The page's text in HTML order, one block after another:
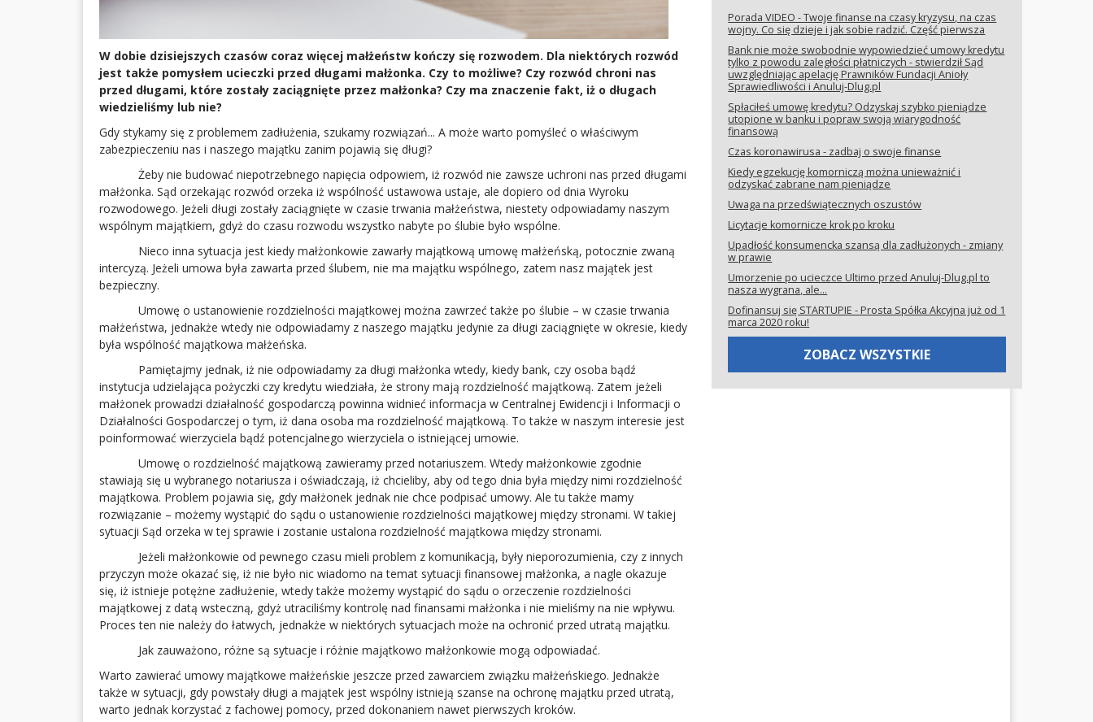
W dobie dzisiejszych czasów coraz więcej małżeństw kończy się rozwodem. Dla niektórych rozwód
jest także pomysłem ucieczki przed długami małżonka. Czy to możliwe? Czy rozwód chroni nas
przed długami, które zostały zaciągnięte przez małżonka? Czy ma znaczenie fakt, iż o długach
wiedzieliśmy lub nie?
Gdy stykamy się z problemem zadłużenia, szukamy rozwiązań... A może warto pomyśleć o właściwym
zabezpieczeniu nas i naszego majątku zanim pojawią się długi?
Żeby nie budować niepotrzebnego napięcia odpowiem, iż rozwód nie zawsze uchroni nas przed długami
małżonka. Sąd orzekając rozwód orzeka iż wspólność ustawowa ustaje, ale dopiero od dnia Wyroku
rozwodowego. Jeżeli długi zostały zaciągnięte w czasie trwania małżeństwa, niestety odpowiadamy naszym
wspólnym majątkiem, gdyż do czasu rozwodu wszystko nabyte po ślubie było wspólne.
Nieco inna sytuacja jest kiedy małżonkowie zawarły majątkową umowę małżeńską, potocznie zwaną
intercyzą. Jeżeli umowa była zawarta przed ślubem, nie ma majątku wspólnego, zatem nasz majątek jest
bezpieczny.
Umowę o ustanowienie rozdzielności majątkowej można zawrzeć także po ślubie – w czasie trwania
małżeństwa, jednakże wtedy nie odpowiadamy z naszego majątku jedynie za długi zaciągnięte w okresie, kiedy
była wspólność majątkowa małżeńska.
Pamiętajmy jednak, iż nie odpowiadamy za długi małżonka wtedy, kiedy bank, czy osoba bądź
instytucja udzielająca pożyczki czy kredytu wiedziała, że strony mają rozdzielność majątkową. Zatem jeżeli
małżonek prowadzi działalność gospodarczą powinna widnieć informacja w Centralnej Ewidencji i Informacji o
Działalności Gospodarczej o tym, iż dana osoba ma rozdzielność majątkową. To także w naszym interesie jest
poinformować wierzyciela bądź potencjalnego wierzyciela o istniejącej umowie.
Umowę o rozdzielność majątkową zawieramy przed notariuszem. Wtedy małżonkowie zgodnie
stawiają się u wybranego notariusza i oświadczają, iż chcieliby, aby od tego dnia była między nimi rozdzielność
majątkowa. Problem pojawia się, gdy małżonek jednak nie chce podpisać umowy. Ale tu także mamy
rozwiązanie – możemy wystąpić do sądu o ustanowienie rozdzielności majątkowej między stronami. W takiej
sytuacji Sąd orzeka w tej sprawie i zostanie ustalona rozdzielność majątkowa między stronami.
Jeżeli małżonkowie od pewnego czasu mieli problem z komunikacją, były nieporozumienia, czy z innych
przyczyn może okazać się, iż nie było nic wiadomo na temat sytuacji finansowej małżonka, a nagle okazuje
się, iż istnieje potężne zadłużenie, wtedy także możemy wystąpić do sądu o orzeczenie rozdzielności
majątkowej z datą wsteczną, gdyż utraciliśmy kontrolę nad finansami małżonka i nie mieliśmy na nie wpływu.
Proces ten nie należy do łatwych, jednakże w niektórych sytuacjach może na ochronić przed utratą majątku.
Jak zauważono, różne są sytuacje i różnie majątkowo małżonkowie mogą odpowiadać.
Warto zawierać umowy majątkowe małżeńskie jeszcze przed zawarciem związku małżeńskiego. Jednakże
także w sytuacji, gdy powstały długi a majątek jest wspólny istnieją szanse na ochronę majątku przed utratą,
warto jednak korzystać z fachowej pomocy, przed dokonaniem nawet pierwszych kroków.
Porada VIDEO - Twoje finanse na czasy kryzysu, na czas
wojny. Co się dzieje i jak sobie radzić. Część pierwsza
Bank nie może swobodnie wypowiedzieć umowy kredytu
tylko z powodu zaległości płatniczych - stwierdził Sąd
uwzględniając apelację Prawników Fundacji Anioły
Sprawiedliwości i Anuluj-Dlug.pl
Spłaciłeś umowę kredytu? Odzyskaj szybko pieniądze
utopione w banku i popraw swoją wiarygodność
finansową
Czas koronawirusa - zadbaj o swoje finanse
Kiedy egzekucję komorniczą można unieważnić i
odzyskać zabrane nam pieniądze
Uwaga na przedświątecznych oszustów
Licytacje komornicze krok po kroku
Upadłość konsumencka szansą dla zadłużonych - zmiany
w prawie
Umorzenie po ucieczce Ultimo przed Anuluj-Dlug.pl to
nasza wygrana, ale...
Dofinansuj się STARTUPIE - Prosta Spółka Akcyjna już od 1
marca 2020 roku!
ZOBACZ WSZYSTKIE